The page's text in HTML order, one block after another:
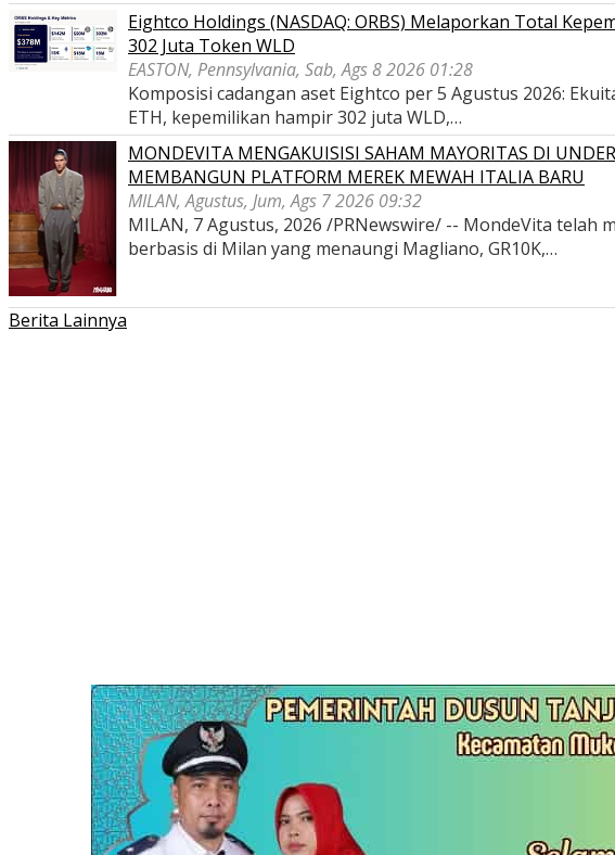
Eightco Holdings (NASDAQ: ORBS) Melaporkan Total
302 Juta Token WLD
EASTON, Pennsylvania, Sab, Ags 8 2026 01:28
Komposisi cadangan aset Eightco per 5 Agustus 2026:
ETH, kepemilikan hampir 302 juta WLD,…
MONDEVITA MENGAKUISISI SAHAM MAYORITAS DI
MEMBANGUN PLATFORM MEREK MEWAH ITALIA BARU
MILAN, Agustus, Jum, Ags 7 2026 09:32
MILAN, 7 Agustus, 2026 /PRNewswire/ -- MondeVita
berbasis di Milan yang menaungi Magliano, GR10K,…
Berita Lainnya